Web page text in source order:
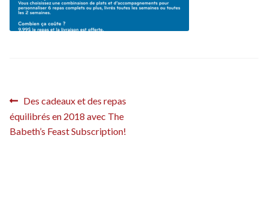
Inscription French District
Inscription French District – éditions locales
Navigation
de
Article
précédent :
Des cadeaux et des repas
équilibrés en 2018 avec The
Babeth’s Feast Subscription!